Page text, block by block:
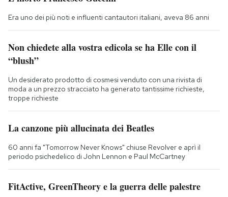
Era uno dei più noti e influenti cantautori italiani, aveva 86 anni
Non chiedete alla vostra edicola se ha Elle con il
“blush”
Un desiderato prodotto di cosmesi venduto con una rivista di
moda a un prezzo stracciato ha generato tantissime richieste,
troppe richieste
La canzone più allucinata dei Beatles
60 anni fa "Tomorrow Never Knows" chiuse Revolver e aprì il
periodo psichedelico di John Lennon e Paul McCartney
FitActive, GreenTheory e la guerra delle palestre